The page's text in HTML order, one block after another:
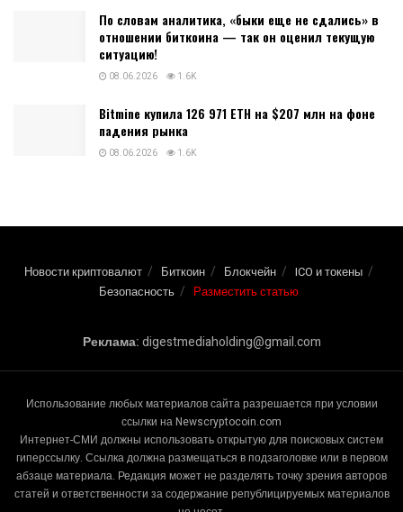
По словам аналитика, «быки еще не сдались» в
отношении биткоина — так он оценил текущую
ситуацию!
08.06.2026 1.6K
Bitmine купила 126 971 ETH на $207 млн на фоне
падения рынка
08.06.2026 1.6K
Новости криптовалют Биткоин Блокчейн
ICO и токены
Безопасность
Разместить статью
Реклама:digestmediaholding@gmail.com
Использование любых материалов сайта разрешается при условии
ссылки на Newscryptocoin.com
Интернет-СМИ должны использовать открытую для поисковых систем
гиперссылку. Ссылка должна размещаться в подзаголовке или в первом
абзаце материала. Редакция может не разделять точку зрения авторов
статей и ответственности за содержание републицируемых материалов